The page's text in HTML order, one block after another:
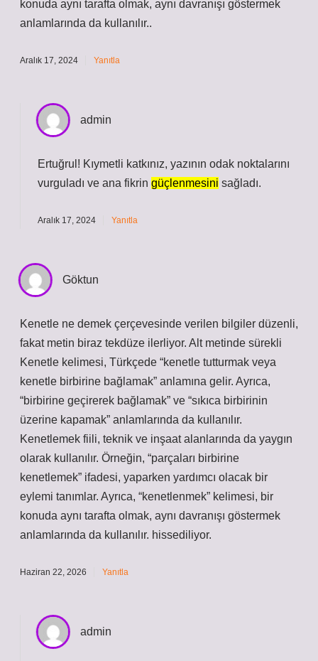
konuda aynı tarafta olmak, aynı davranışı göstermek
anlamlarında da kullanılır..
Aralık 17, 2024 Yanıtla
admin
Ertuğrul! Kıymetli katkınız, yazının odak noktalarını
vurguladı ve ana fikrin güçlenmesini sağladı.
Aralık 17, 2024 Yanıtla
Göktun
Kenetle ne demek çerçevesinde verilen bilgiler düzenli,
fakat metin biraz tekdüze ilerliyor. Alt metinde sürekli
Kenetle kelimesi, Türkçede “kenetle tutturmak veya
kenetle birbirine bağlamak” anlamına gelir. Ayrıca,
“birbirine geçirerek bağlamak” ve “sıkıca birbirinin
üzerine kapamak” anlamlarında da kullanılır.
Kenetlemek fiili, teknik ve inşaat alanlarında da yaygın
olarak kullanılır. Örneğin, “parçaları birbirine
kenetlemek” ifadesi, yaparken yardımcı olacak bir
eylemi tanımlar. Ayrıca, “kenetlenmek” kelimesi, bir
konuda aynı tarafta olmak, aynı davranışı göstermek
anlamlarında da kullanılır. hissediliyor.
Haziran 22, 2026 Yanıtla
admin